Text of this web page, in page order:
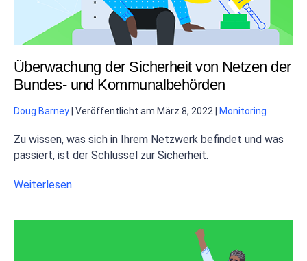
Überwachung der Sicherheit von Netzen der
Bundes- und Kommunalbehörden
Doug Barney Veröffentlicht am März 8, 2022 Monitoring
Zu wissen, was sich in Ihrem Netzwerk befindet und was
passiert, ist der Schlüssel zur Sicherheit.
Weiterlesen